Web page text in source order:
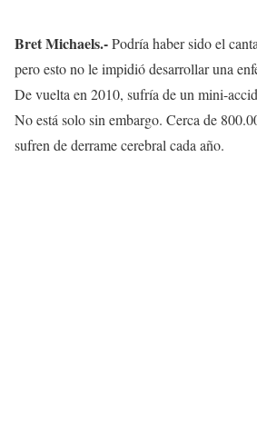
Bret Michaels.-Podría haber sido el
pero esto no le impidió desarrollar una
De vuelta en 2010, sufría de un mini-
No está solo sin embargo. Cerca de
sufren de derrame cerebral cada año.